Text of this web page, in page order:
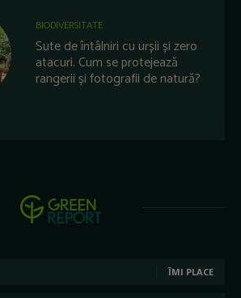
BIODIVERSITATE
Sute de întâlniri cu urșii și zero
atacuri. Cum se protejează
rangerii și fotografii de natură?
ÎMI PLACE